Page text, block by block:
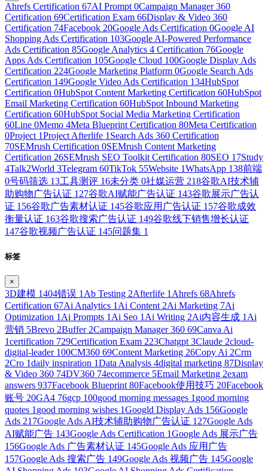
Ahrefs Certification 67AI Prompt 0Campaign Manager 360
Certification 69Certification Exam 66Display & Video 360
Certification 74Facebook 20Google Ads Certification 0Google AI
Shopping Ads Certification 103Google AI-Powered Performance
Ads Certification 85Google Analytics 4 Certification 76Google
Apps Ads Certification 105Google Cloud 100Google Display Ads
Certification 224Google Marketing Platform 0Google Search Ads
Certification 149Google Video Ads Certification 134HubSpot
Certification 0HubSpot Content Marketing Certification 60HubSpot
Email Marketing Certification 60HubSpot Inbound Marketing
Certification 60HubSpot Social Media Marketing Certification
60Line 0Memo 4Meta Blueprint Certification 80Meta Certification
0Project 1Project Afterlife 1 Search Ads 360 Certification
70SEMrush Certification 0SEMrush Content Marketing
Certification 26SEMrush SEO Toolkit Certification 80SEO 17Study
4Talk2World 3Telegram 60TikTok 55Website 1WhatsApp 138前端
0号码筛选 13工具测评 16未分类 0社媒运营 218谷歌AI技术辅
助购物广告认证 127谷歌AI赋能广告认证 143谷歌展示广告认
证 156谷歌广告素材认证 145谷歌应用广告认证 157谷歌成效
衡量认证 163谷歌搜索广告认证 149谷歌线下销售增长认证
147谷歌视频广告认证 145问题集 1
标签
×
3D建模 1404错误 1 Ab Testing 2Afterlife 1 Ahrefs 68Ahrefs
Certification 67Ai Analytics 1 Ai Content 2Ai Marketing 7Ai
Optimization 1 Ai Prompts 1 Ai Seo 1 Ai Writing 2Ai内容生成 1 Ai
营销 5Brevo 2Buffer 2Campaign Manager 360 69Canva Ai
1certification 729Certification Exam 223Chatgpt 3Claude 2cloud-
digital-leader 100CM360 69Content Marketing 26Copy Ai 2Crm
2Cro 1daily inspiration 1Data Analysis 4digital marketing 87Display
& Video 360 74DV360 74ecommerce 5Email Marketing 2exam
answers 937Facebook Blueprint 80Facebook使用技巧 20Facebook
账号 20GA4 76gcp 100good morning messages 1 good morning
quotes 1 good morning wishes 1Googld Display Ads 156Google
Ads 217Google Ads AI技术辅助购物广告认证 127Google Ads
AI赋能广告 143Google Ads Certification 1Google Ads 展示广告
156Google Ads 广告素材认证 145Google Ads 应用广告
157Google Ads 搜索广告 149Google Ads 视频广告 145Google